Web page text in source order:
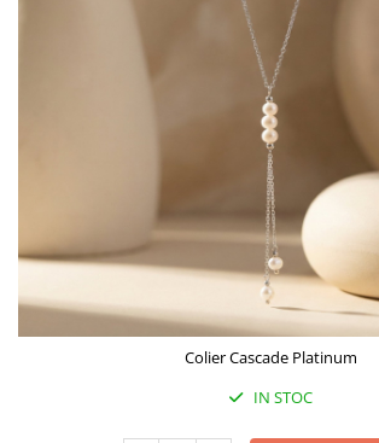
Colier Cascade Platinum
IN STOC